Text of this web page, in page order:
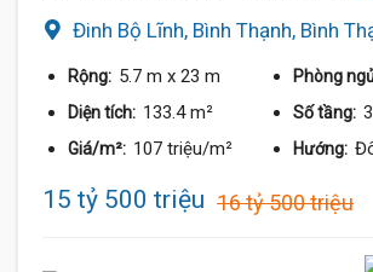
Đinh Bộ Lĩnh, Bình Thạnh, Bình
Rộng: 5.7 m x 23 m Phòng
Diện tích: 133.4 m² Số tầng:
Giá/m²: 107 triệu/m² Hướng:
15 tỷ 500 triệu 16 tỷ 500 triệu